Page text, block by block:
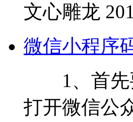
文心雕龙
微信小程序
1、首先要
打开微信公